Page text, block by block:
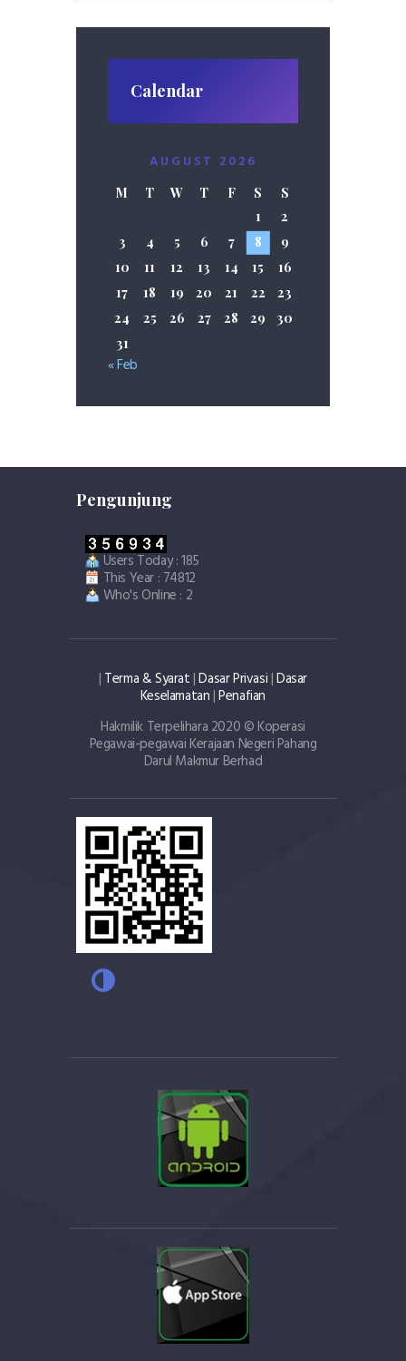
Calendar
AUGUST 2026
M T W T F S
S
1
2
3
4 5 6 7 8
9
10
11 12 13 14 15
16
17
18 19 20 21 22
23
24
25 26 27 28 29
30
31
« Feb
Pengunjung
Users Today : 185
This Year : 74812
Who's Online : 2
| Terma & Syarat |Dasar Privasi |Dasar
Keselamatan |Penafian
Hakmilik Terpelihara 2020 © Koperasi
Pegawai-pegawai Kerajaan Negeri Pahang
Darul Makmur Berhad